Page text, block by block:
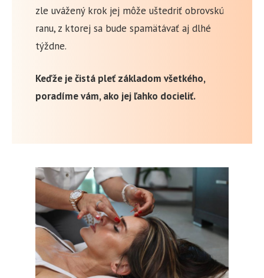
zle uvážený krok jej môže uštedriť obrovskú
ranu, z ktorej sa bude spamätávať aj dlhé
týždne.
Keďže je čistá pleť základom všetkého,
poradíme vám, ako jej ľahko docieliť.